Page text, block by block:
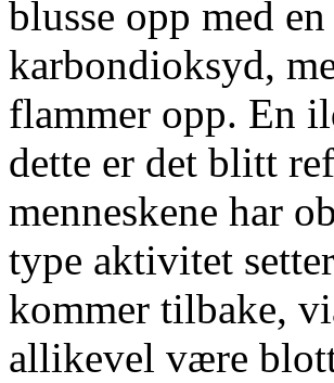
blusse opp med
karbondioksyd,
flammer opp. En
dette er det blitt
menneskene har
type aktivitet
kommer tilbake,
allikevel være